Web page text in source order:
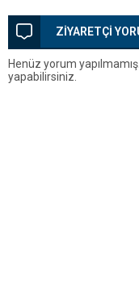
lazım’
ZİYARETÇİ
Henüz yorum
yapabilirsiniz.